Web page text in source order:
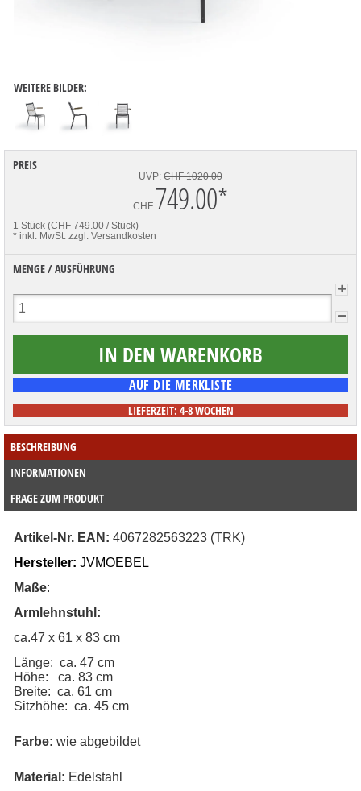
WEITERE BILDER:
PREIS
UVP: CHF 1020.00
CHF 749.00*
1 Stück (CHF 749.00 / Stück)
* inkl. MwSt. zzgl. Versandkosten
MENGE / AUSFÜHRUNG
LIEFERZEIT: 4-8 WOCHEN
BESCHREIBUNG
INFORMATIONEN
FRAGE ZUM PRODUKT
Artikel-Nr. EAN: 4067282563223 (TRK)
Hersteller: JVMOEBEL
Maße:
Armlehnstuhl :
ca.47 x 61 x 83 cm
Länge:  ca. 47 cm
Höhe:   ca. 83 cm
Breite:  ca. 61 cm
Sitzhöhe:  ca. 45 cm
Farbe: wie abgebildet
Material: Edelstahl